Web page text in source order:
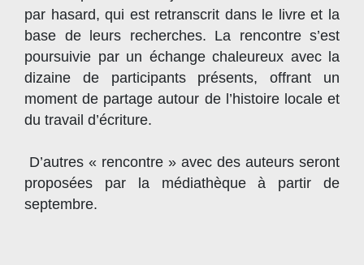
par hasard, qui est retranscrit dans le livre et la
base de leurs recherches. La rencontre s’est
poursuivie par un échange chaleureux avec la
dizaine de participants présents, offrant un
moment de partage autour de l’histoire locale et
du travail d’écriture.
D’autres « rencontre » avec des auteurs seront
proposées par la médiathèque à partir de
septembre.